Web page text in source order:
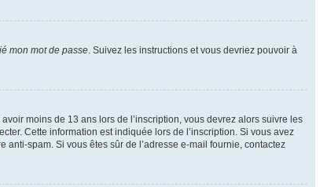
mon mot de passe. Suivez les instructions et vous devriez pouvoir à
moins de 13 ans lors de l’inscription, vous devrez alors suivre les
Cette information est indiquée lors de l’inscription. Si vous avez
anti-spam. Si vous êtes sûr de l’adresse e-mail fournie, contactez